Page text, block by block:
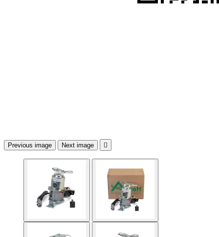
Previous image Next image 